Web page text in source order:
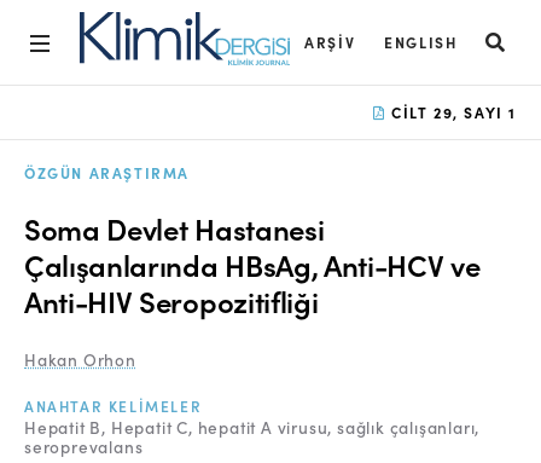
ARŞIV ENGLISH
Arşiv
Açık Erişim İlkesi
Yayın Kurulu
Etik İlkeler
Editoryal Süreç
Danışmanlık Süreci
CILT 29, SAYI 1
ÖZGÜN ARAŞTIRMA
Soma Devlet Hastanesi
Çalışanlarında HBsAg, Anti-HCV ve
Anti-HIV Seropozitifliği
Hakan Orhon
ANAHTAR KELIMELER
Hepatit B Hepatit C hepatit A virusu sağlık çalışanları
seroprevalans